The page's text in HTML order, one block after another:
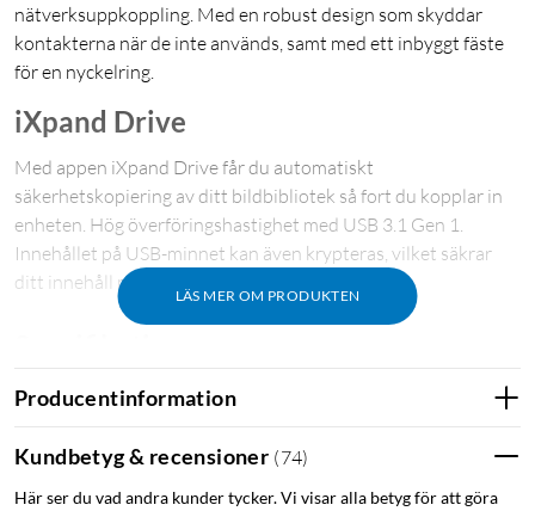
nätverksuppkoppling. Med en robust design som skyddar
kontakterna när de inte används, samt med ett inbyggt fäste
för en nyckelring.
LÄS MER OM PRODUKTEN
iXpand Drive
Med appen iXpand Drive får du automatiskt
säkerhetskopiering av ditt bildbibliotek så fort du kopplar in
enheten. Hög överföringshastighet med USB 3.1 Gen 1.
Innehållet på USB-minnet kan även krypteras, vilket säkrar
ditt innehåll med ett lösenord.
USB 3.1 Gen 1
Anslutningar: USB-C, Lightning
Kompatibilitet: iOS, Android, MacOS och Windows
Producentinformation
Kundbetyg & recensioner (74)
Här ser du vad andra kunder tycker. Vi visar alla betyg för att göra